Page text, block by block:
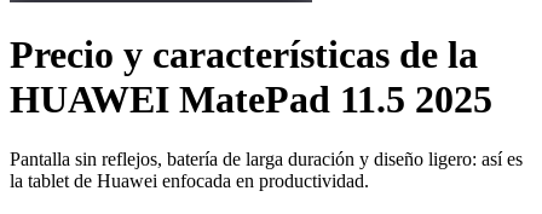
Precio y características de la
HUAWEI MatePad 11.5 2025
Pantalla sin reflejos, batería de larga duración y diseño ligero: así es
la tablet de Huawei enfocada en productividad.